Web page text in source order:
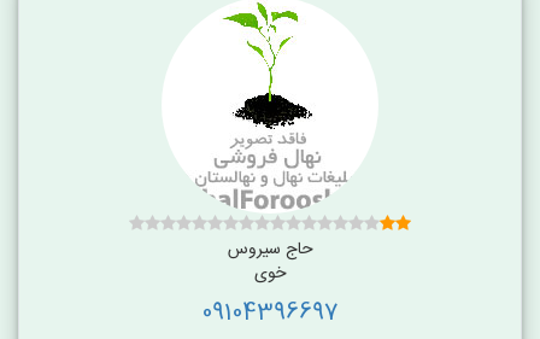
حاج سیروس
خوی
09104396697